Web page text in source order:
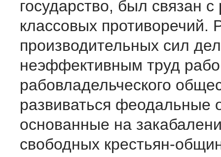
государство, был связан с
классовых противоречий.
производительных сил
неэффективным труд
рабовладельческого
развиваться феодальные
основанные на
свободных крестьян-